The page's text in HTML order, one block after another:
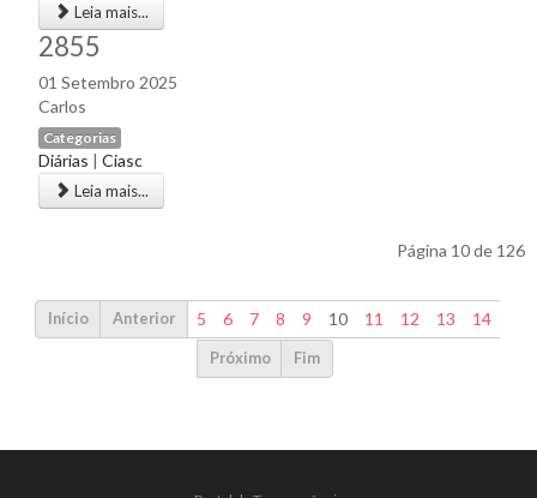
Leia mais...
2855
01 Setembro 2025
Carlos
Categorias
Diárias |Ciasc
Leia mais...
Página 10 de 126
Início Anterior 5 6 7 8 9 10 11 12 13 14
Próximo Fim